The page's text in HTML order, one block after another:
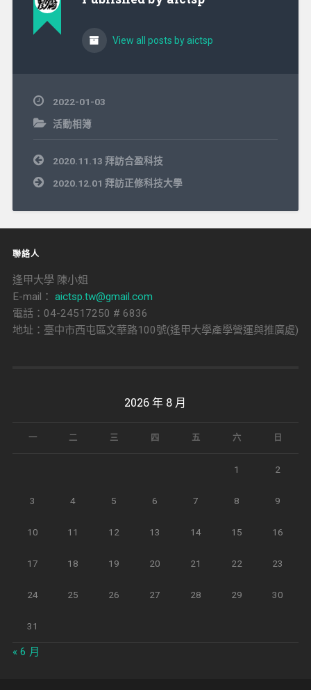
View all posts by aictsp
2022-01-03
活動相簿
文
章
導
覽
2020.11.13 拜訪合盈科技
2020.12.01 拜訪正修科技大學
聯絡人
逢甲大學 陳小姐
E-mail： aictsp.tw@gmail.com
電話：04-24517250 # 6836
地址：臺中市西屯區文華路100號(逢甲大學產學營運與推廣處)
2026 年 8 月
一 二 三 四 五 六 日
1 2
3 4 5 6 7 8 9
10 11 12 13 14 15 16
17 18 19 20 21 22 23
24 25 26 27 28 29 30
31
« 6 月